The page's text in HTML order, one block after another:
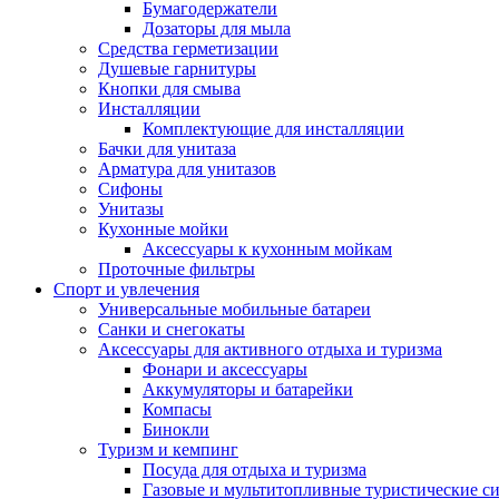
Бумагодержатели
Дозаторы для мыла
Средства герметизации
Душевые гарнитуры
Кнопки для смыва
Инсталляции
Комплектующие для инсталляции
Бачки для унитаза
Арматура для унитазов
Сифоны
Унитазы
Кухонные мойки
Аксессуары к кухонным мойкам
Проточные фильтры
Спорт и увлечения
Универсальные мобильные батареи
Санки и снегокаты
Аксессуары для активного отдыха и туризма
Фонари и аксессуары
Аккумуляторы и батарейки
Компасы
Бинокли
Туризм и кемпинг
Посуда для отдыха и туризма
Газовые и мультитопливные туристические